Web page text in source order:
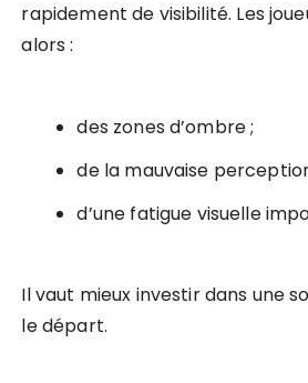
rapidement de visibilité. Les
alors :
des zones d’ombre ;
de la mauvaise
d’une fatigue visuelle
Il vaut mieux investir dans une
le départ.